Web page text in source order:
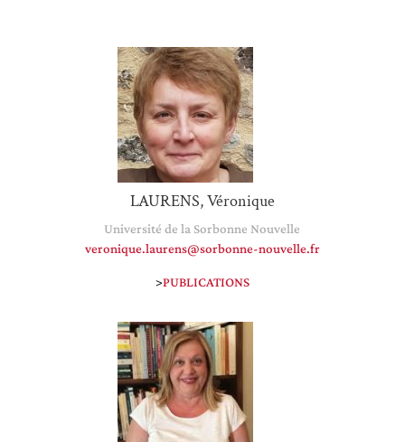
LAURENS, Véronique
Université de la Sorbonne Nouvelle
veronique.laurens@sorbonne-nouvelle.fr
>PUBLICATIONS